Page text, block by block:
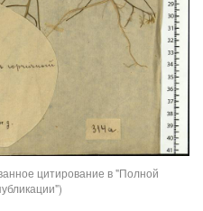
цитирование в "Полной